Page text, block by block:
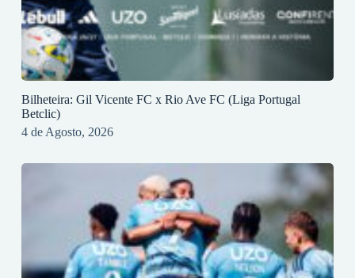
Bilheteira: Gil Vicente FC x Rio Ave FC (Liga Portugal
Betclic)
4 de Agosto, 2026